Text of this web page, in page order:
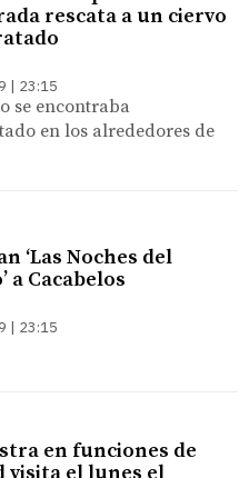
rescata a un ciervo
| 23:15
se encontraba
en los alrededores de
‘Las Noches del
a Cacabelos
| 23:15
en funciones de
visita el lunes el